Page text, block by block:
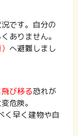
です。自分の
ありません。
へ避難しまし
び移る恐れが
危険。
く早く建物や自